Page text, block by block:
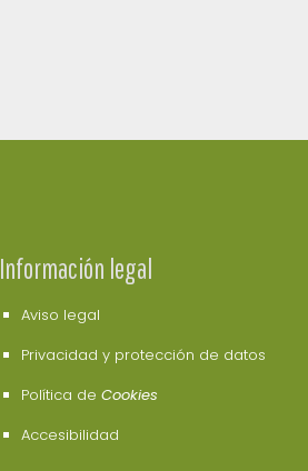
Información legal
Aviso legal
Privacidad y protección de datos
Política de Cookies
Accesibilidad